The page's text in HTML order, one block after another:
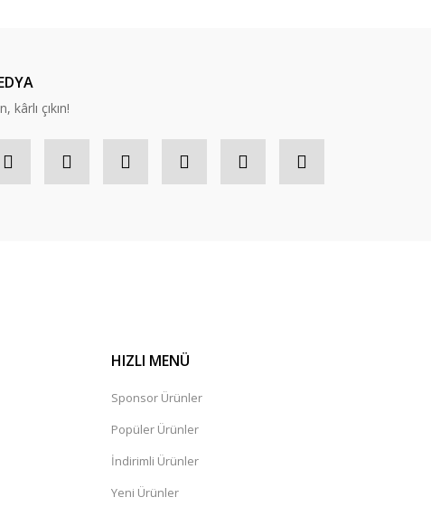
kârlı çıkın!
HIZLI MENÜ
Sponsor Ürünler
Popüler Ürünler
İndirimli Ürünler
Yeni Ürünler